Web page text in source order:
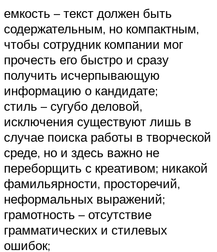
емкость – текст должен быть
содержательным, но компактным,
чтобы сотрудник компании мог
прочесть его быстро и сразу
получить исчерпывающую
информацию о кандидате;
стиль – сугубо деловой,
исключения существуют лишь в
случае поиска работы в творческой
среде, но и здесь важно не
переборщить с креативом; никакой
фамильярности, просторечий,
неформальных выражений;
грамотность – отсутствие
грамматических и стилевых
ошибок;